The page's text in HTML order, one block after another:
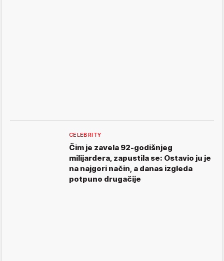
CELEBRITY
Čim je zavela 92-godišnjeg
milijardera, zapustila se: Ostavio ju je
na najgori način, a danas izgleda
potpuno drugačije